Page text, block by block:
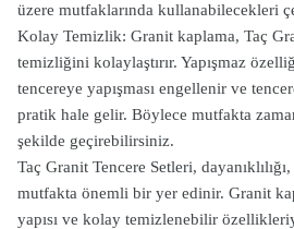
üzere mutfaklarında kullanabilecekleri
Kolay Temizlik: Granit kaplama, Taç
temizliğini kolaylaştırır. Yapışmaz
tencereye yapışması engellenir ve
pratik hale gelir. Böylece mutfakta
şekilde geçirebilirsiniz.
Taç Granit Tencere Setleri, dayanıklılığı,
mutfakta önemli bir yer edinir. Granit
yapısı ve kolay temizlenebilir